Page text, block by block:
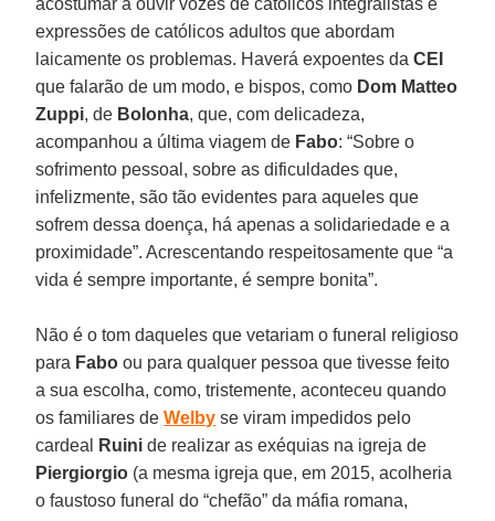
expressões de católicos adultos que abordam
laicamente os problemas. Haverá expoentes daCEI
que falarão de um modo, e bispos, como Dom Matteo
Zuppi, de Bolonha, que, com delicadeza,
acompanhou a última viagem de Fabo: “Sobre o
sofrimento pessoal, sobre as dificuldades que,
infelizmente, são tão evidentes para aqueles que
sofrem dessa doença, há apenas a solidariedade e a
proximidade”. Acrescentando respeitosamente que “a
vida é sempre importante, é sempre bonita”.
Não é o tom daqueles que vetariam o funeral religioso
para Fabo ou para qualquer pessoa que tivesse feito
a sua escolha, como, tristemente, aconteceu quando
os familiares deWelby se viram impedidos pelo
cardeal
Ruini de realizar as exéquias na igreja de
Piergiorgio (a mesma igreja que, em 2015, acolheria
o faustoso funeral do “chefão” da máfia romana,